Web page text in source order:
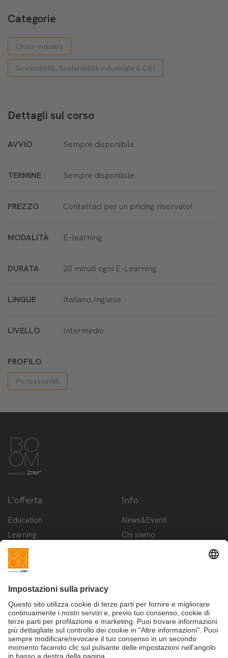
Categorie
Cross-industry
Sostenibilità, Sostenibilità industriale & DEI
Dettagli sul corso
AVVIO Sempre disponibile
TERMINE Sempre disponibile
PREZZO Contattaci per un pricing riservato!
MODALITÀ E-learning
DURATA 20 minuti ogni E-Learning
LINGUE Italiano,Inglese
LIVELLO Intermedio
PROFILO
Professionisti
L'offerta
Education
Learning
Innovation
Startup
Info
News&Eventi
Chi siamo
Iscriviti alla newsletter BOOM